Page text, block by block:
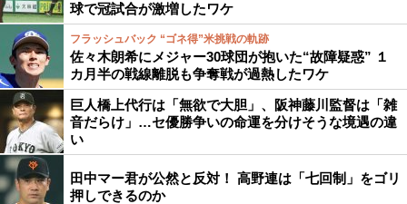
球で冠試合が激増したワケ
フラッシュバック “ゴネ得”米挑戦の軌跡
佐々木朗希にメジャー30球団が抱いた“故障疑惑” １
カ月半の戦線離脱も争奪戦が過熱したワケ
巨人橋上代行は「無欲で大胆」、阪神藤川監督は「雑
音だらけ」…セ優勝争いの命運を分けそうな境遇の違
い
田中マー君が公然と反対！ 高野連は「七回制」をゴリ
押しできるのか